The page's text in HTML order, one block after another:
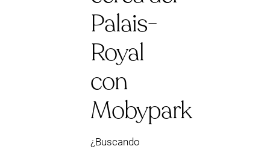
Palais-
Royal
con
Mobypark
¿Buscando